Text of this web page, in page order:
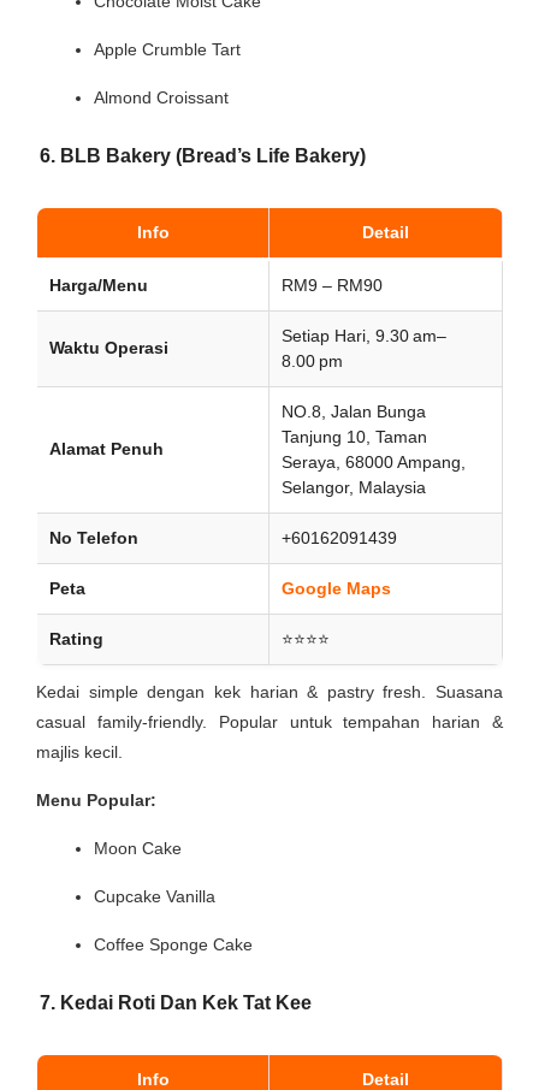
Apple Crumble Tart
Almond Croissant
6. BLB Bakery (Bread’s Life Bakery)
Info Detail
Harga/Menu RM9 – RM90
Waktu Operasi
Setiap Hari, 9.30 am–
8.00 pm
Alamat Penuh
NO.8, Jalan Bunga
Tanjung 10, Taman
Seraya, 68000 Ampang,
Selangor, Malaysia
No Telefon +60162091439
Peta Google Maps
Rating ⭐⭐⭐⭐
Kedai simple dengan kek harian & pastry fresh. Suasana
casual family-friendly. Popular untuk tempahan harian &
majlis kecil.
Menu Popular:
Moon Cake
Cupcake Vanilla
Coffee Sponge Cake
7. Kedai Roti Dan Kek Tat Kee
Info Detail